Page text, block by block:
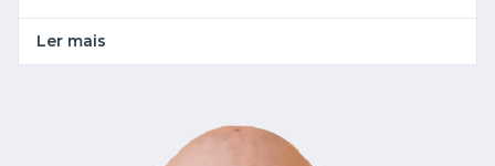
Ler mais